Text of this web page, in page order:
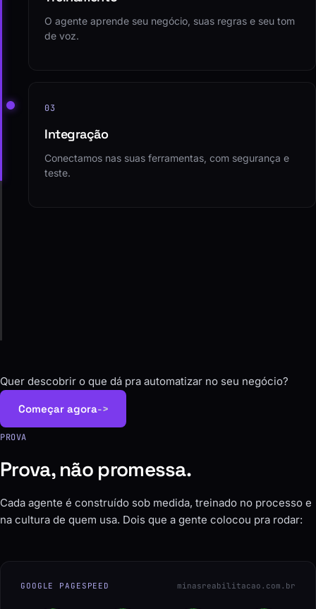
O agente aprende seu negócio, suas regras e seu tom
de voz.
03
Integração
Conectamos nas suas ferramentas, com segurança e
teste.
Quer descobrir o que dá pra automatizar no seu negócio?
Começar agora->
PROVA
Prova, não promessa.
Cada agente é construído sob medida, treinado no processo e
na cultura de quem usa. Dois que a gente colocou pra rodar:
GOOGLE PAGESPEED minasreabilitacao.com.br